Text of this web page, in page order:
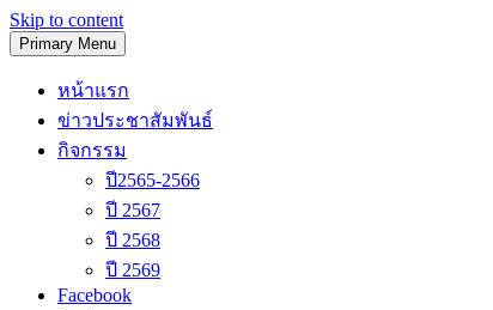
Skip to content
Primary Menu
หน้าแรก
ข่าวประชาสัมพันธ์
กิจกรรม
ปี2565-2566
ปี 2567
ปี 2568
ปี 2569
Facebook